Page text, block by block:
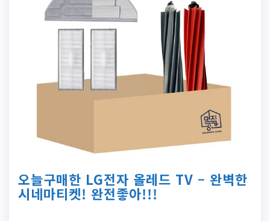
오늘구매한 LG전자 올레드 TV – 완벽한
시네마티켓! 완전좋아!!!